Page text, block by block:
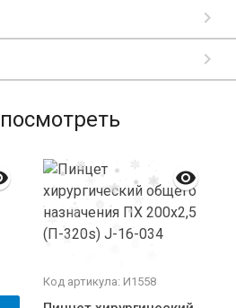
Код артикула: И1558